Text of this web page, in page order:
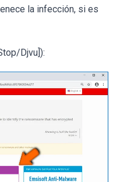
la infección, si es
Djvu]):